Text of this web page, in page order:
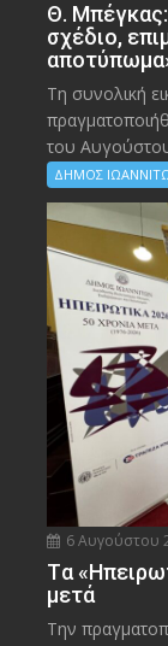
Θ.
σχέδιο,
Τη συνολική
του
ΔΗΜΟΣ
6 Αυγούστου
Tα
μετά
Την